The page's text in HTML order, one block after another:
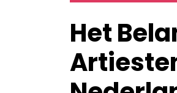
Het